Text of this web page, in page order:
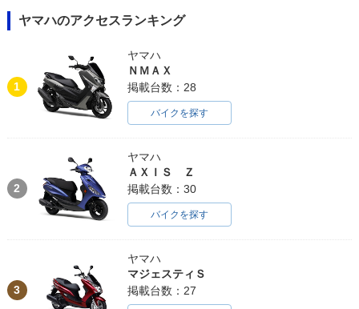
ヤマハのアクセスランキング
1
ヤマハ
ＮＭＡＸ
掲載台数：28
バイクを探す
2
ヤマハ
ＡＸＩＳ Ｚ
掲載台数：30
バイクを探す
3
ヤマハ
マジェスティＳ
掲載台数：27